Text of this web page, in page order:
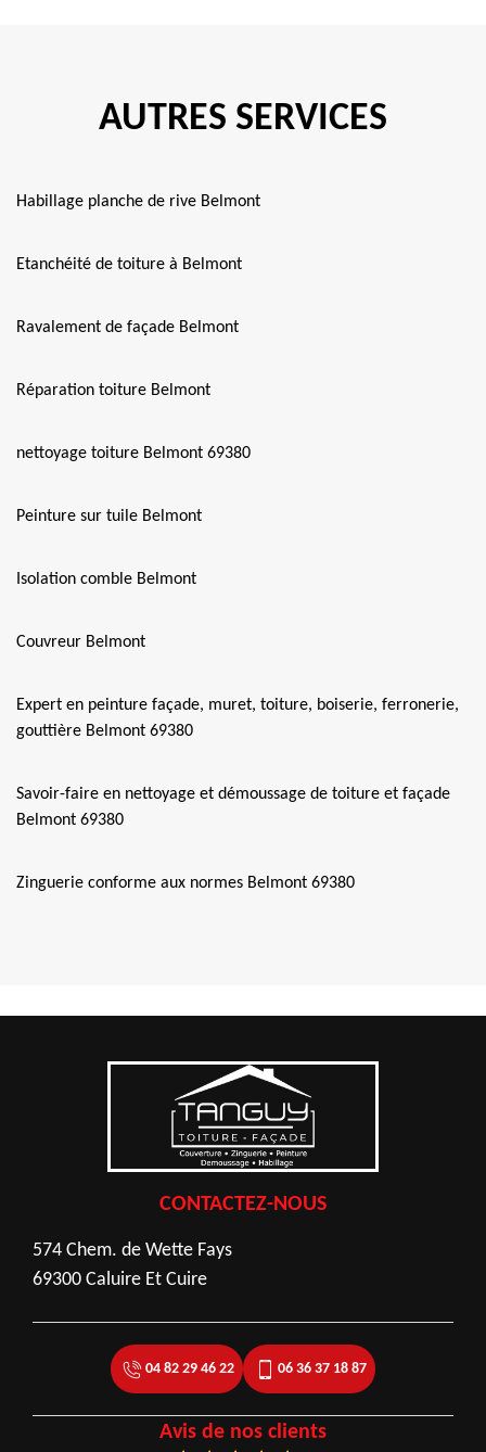
AUTRES SERVICES
Habillage planche de rive Belmont
Etanchéité de toiture à Belmont
Ravalement de façade Belmont
Réparation toiture Belmont
nettoyage toiture Belmont 69380
Peinture sur tuile Belmont
Isolation comble Belmont
Couvreur Belmont
Expert en peinture façade, muret, toiture, boiserie, ferronerie,
gouttière Belmont 69380
Savoir-faire en nettoyage et démoussage de toiture et façade
Belmont 69380
Zinguerie conforme aux normes Belmont 69380
CONTACTEZ-NOUS
574 Chem. de Wette Fays
69300 Caluire Et Cuire
04 82 29 46 22 06 36 37 18 87
Avis de nos clients